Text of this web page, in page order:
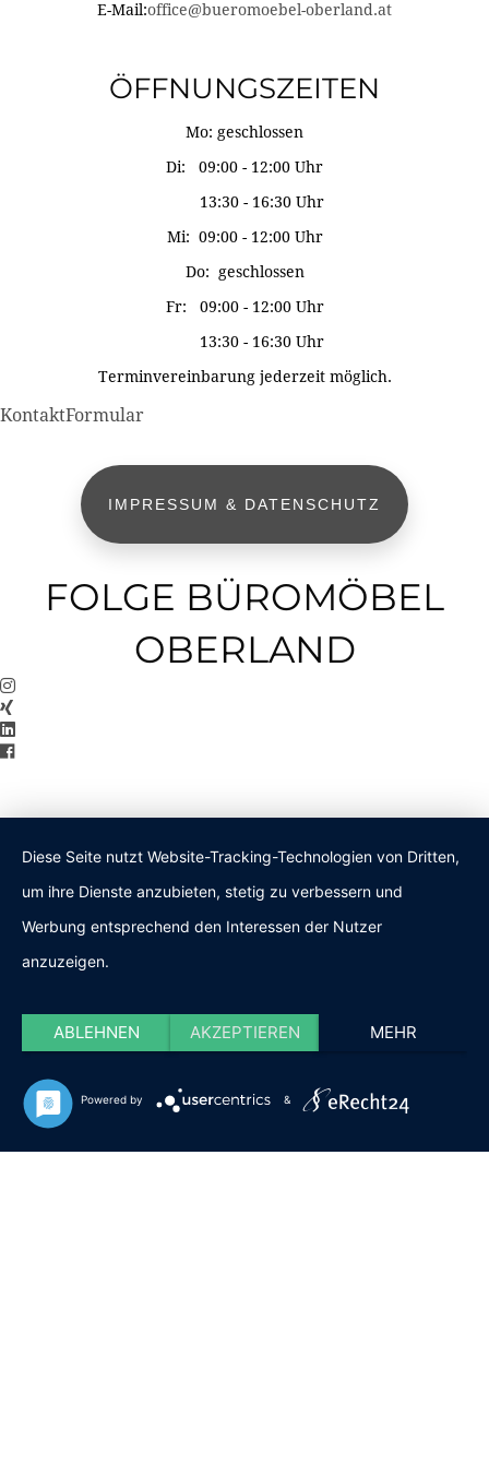
E-Mail:office@bueromoebel-oberland.at
ÖFFNUNGSZEITEN
Mo: geschlossen
Di: 09:00 - 12:00 Uhr
13:30 - 16:30 Uhr
Mi: 09:00 - 12:00 Uhr
Do: geschlossen
Fr: 09:00 - 12:00 Uhr
13:30 - 16:30 Uhr
Terminvereinbarung jederzeit möglich.
KontaktFormular
IMPRESSUM & DATENSCHUTZ
FOLGE BÜROMÖBEL
OBERLAND
Diese Seite nutzt Website-Tracking-Technologien von Dritten,
um ihre Dienste anzubieten, stetig zu verbessern und
Werbung entsprechend den Interessen der Nutzer
anzuzeigen.
ABLEHNEN AKZEPTIEREN MEHR
Powered by &